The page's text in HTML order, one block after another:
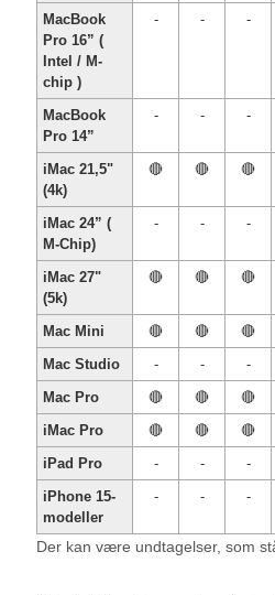
MacBook
Pro 16” (
Intel / M-
chip )
- - -
MacBook
Pro 14”
- - -
iMac 21,5"
(4k)
🔴 🔴 🔴
iMac 24” (
M-Chip)
- - -
iMac 27"
(5k)
🔴 🔴 🔴
Mac Mini 🔴 🔴 🔴
Mac Studio
- - -
Mac Pro
🔴 🔴 🔴
iMac Pro
🔴 🔴 🔴
iPad Pro
- - -
iPhone 15-
modeller
- - -
Der kan være undtagelser, som